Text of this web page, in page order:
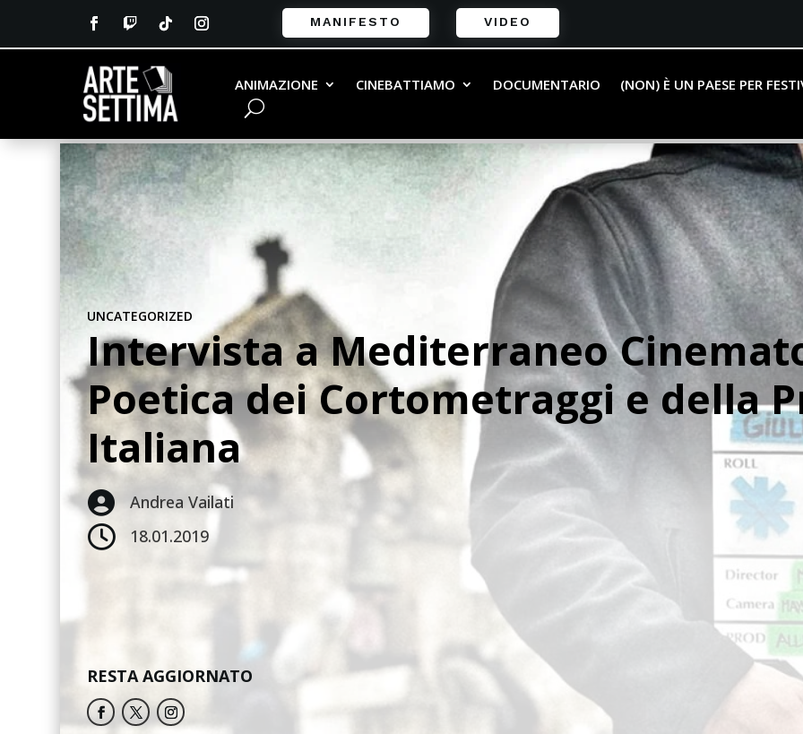
MANIFESTO VIDEO
ANIMAZIONE CINEBATTIAMO DOCUMENTARIO (NON) È UN PAESE PER
UNCATEGORIZED
Intervista a Mediterraneo
Poetica dei Cortometraggi e della
Italiana
 Andrea Vailati
 18.01.2019
RESTA AGGIORNATO